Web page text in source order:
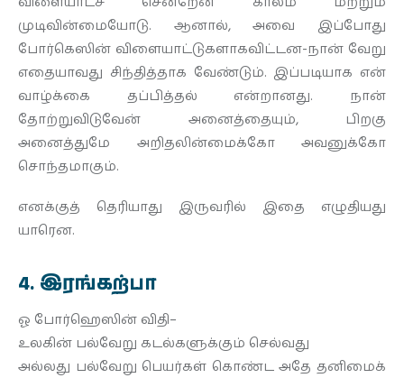
முடிவின்மையோடு. ஆனால், அவை இப்போது
போர்கெஸின் விளையாட்டுகளாகவிட்டன-நான் வேறு
எதையாவது சிந்தித்தாக வேண்டும். இப்படியாக என்
வாழ்க்கை தப்பித்தல் என்றானது. நான்
தோற்றுவிடுவேன் அனைத்தையும், பிறகு
அனைத்துமே அறிதலின்மைக்கோ அவனுக்கோ
சொந்தமாகும்.
எனக்குத் தெரியாது இருவரில் இதை எழுதியது
யாரென.
4. இரங்கற்பா
ஓ போர்ஹெஸின் விதி–
உலகின் பல்வேறு கடல்களுக்கும் செல்வது
அல்லது பல்வேறு பெயர்கள் கொண்ட அதே தனிமைக்